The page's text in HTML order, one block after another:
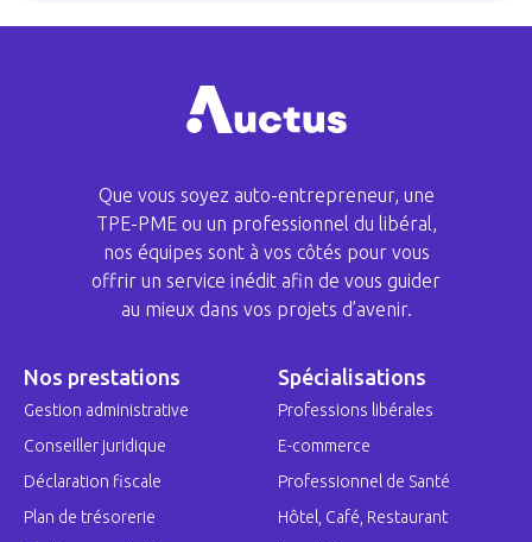
Que vous soyez auto-entrepreneur, une
TPE-PME ou un professionnel du libéral,
nos équipes sont à vos côtés pour vous
offrir un service inédit afin de vous guider
au mieux dans vos projets d’avenir.
Nos prestations
Gestion administrative
Conseiller juridique
Déclaration fiscale
Plan de trésorerie
Spécialisations
Professions libérales
E-commerce
Professionnel de Santé
Hôtel, Café, Restaurant